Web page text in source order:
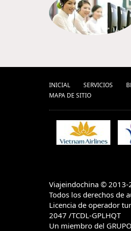
INICIAL SERVICIOS
MAPA DE SITIO
Viajeindochina © 2013-
Todos los derechos de
Licencia de operador
2047 /TCDL-GPLHQT
Un miembro del